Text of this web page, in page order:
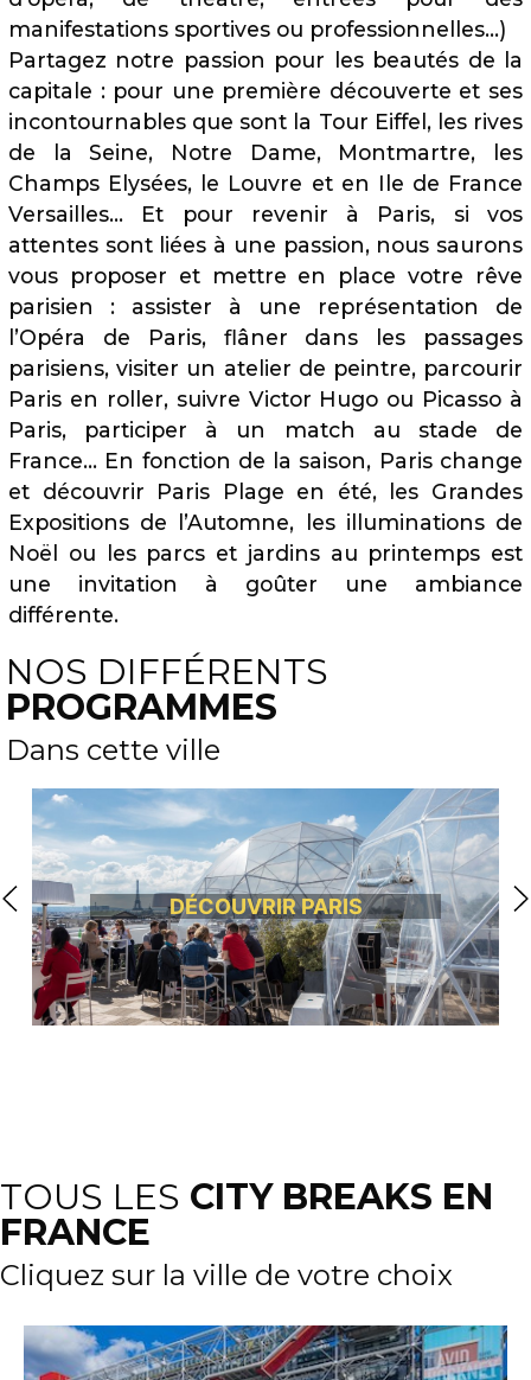
manifestations sportives ou professionnelles…)
Partagez notre passion pour les beautés de la
capitale : pour une première découverte et ses
incontournables que sont la Tour Eiffel, les rives
de la Seine, Notre Dame, Montmartre, les
Champs Elysées, le Louvre et en Ile de France
Versailles… Et pour revenir à Paris, si vos
attentes sont liées à une passion, nous saurons
vous proposer et mettre en place votre rêve
parisien : assister à une représentation de
l’Opéra de Paris, flâner dans les passages
parisiens, visiter un atelier de peintre, parcourir
Paris en roller, suivre Victor Hugo ou Picasso à
Paris, participer à un match au stade de
France… En fonction de la saison, Paris change
et découvrir Paris Plage en été, les Grandes
Expositions de l’Automne, les illuminations de
Noël ou les parcs et jardins au printemps est
une invitation à goûter une ambiance
différente.
NOS DIFFÉRENTS
PROGRAMMES
Dans cette ville
DÉCOUVRIR PARIS
TOUS LES CITY BREAKS EN
FRANCE
Cliquez sur la ville de votre choix